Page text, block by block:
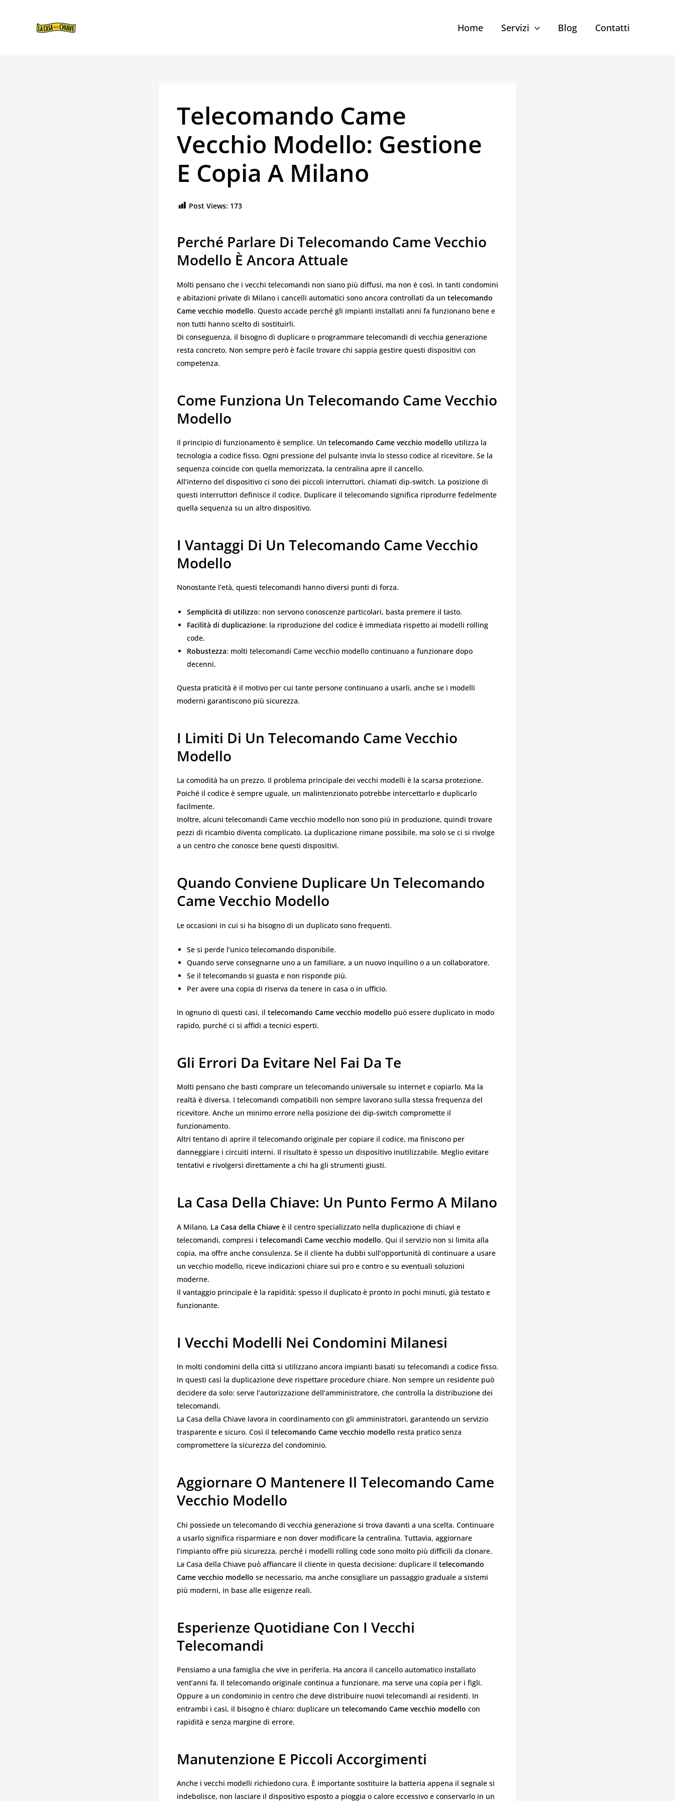
CONTENUTO
Home Servizi Blog Contatti
Telecomando Came
Vecchio Modello: Gestione
E Copia A Milano
Post Views: 173
Perché Parlare Di Telecomando Came Vecchio
Modello È Ancora Attuale
Molti pensano che i vecchi telecomandi non siano più diffusi, ma non è così. In tanti condomini
e abitazioni private di Milano i cancelli automatici sono ancora controllati da un telecomando
Came vecchio modello. Questo accade perché gli impianti installati anni fa funzionano bene e
non tutti hanno scelto di sostituirli.
Di conseguenza, il bisogno di duplicare o programmare telecomandi di vecchia generazione
resta concreto. Non sempre però è facile trovare chi sappia gestire questi dispositivi con
competenza.
Come Funziona Un Telecomando Came Vecchio
Modello
Il principio di funzionamento è semplice. Un telecomando Came vecchio modello utilizza la
tecnologia a codice fisso. Ogni pressione del pulsante invia lo stesso codice al ricevitore. Se la
sequenza coincide con quella memorizzata, la centralina apre il cancello.
All’interno del dispositivo ci sono dei piccoli interruttori, chiamati dip-switch. La posizione di
questi interruttori definisce il codice. Duplicare il telecomando significa riprodurre fedelmente
quella sequenza su un altro dispositivo.
I Vantaggi Di Un Telecomando Came Vecchio
Modello
Nonostante l’età, questi telecomandi hanno diversi punti di forza.
Semplicità di utilizzo: non servono conoscenze particolari, basta premere il tasto.
Facilità di duplicazione: la riproduzione del codice è immediata rispetto ai modelli rolling
code.
Robustezza: molti telecomandi Came vecchio modello continuano a funzionare dopo
decenni.
Questa praticità è il motivo per cui tante persone continuano a usarli, anche se i modelli
moderni garantiscono più sicurezza.
I Limiti Di Un Telecomando Came Vecchio
Modello
La comodità ha un prezzo. Il problema principale dei vecchi modelli è la scarsa protezione.
Poiché il codice è sempre uguale, un malintenzionato potrebbe intercettarlo e duplicarlo
facilmente.
Inoltre, alcuni telecomandi Came vecchio modello non sono più in produzione, quindi trovare
pezzi di ricambio diventa complicato. La duplicazione rimane possibile, ma solo se ci si rivolge
a un centro che conosce bene questi dispositivi.
Quando Conviene Duplicare Un Telecomando
Came Vecchio Modello
Le occasioni in cui si ha bisogno di un duplicato sono frequenti.
Se si perde l’unico telecomando disponibile.
Quando serve consegnarne uno a un familiare, a un nuovo inquilino o a un collaboratore.
Se il telecomando si guasta e non risponde più.
Per avere una copia di riserva da tenere in casa o in ufficio.
In ognuno di questi casi, il telecomando Came vecchio modello può essere duplicato in modo
rapido, purché ci si affidi a tecnici esperti.
Gli Errori Da Evitare Nel Fai Da Te
Molti pensano che basti comprare un telecomando universale su internet e copiarlo. Ma la
realtà è diversa. I telecomandi compatibili non sempre lavorano sulla stessa frequenza del
ricevitore. Anche un minimo errore nella posizione dei dip-switch compromette il
funzionamento.
Altri tentano di aprire il telecomando originale per copiare il codice, ma finiscono per
danneggiare i circuiti interni. Il risultato è spesso un dispositivo inutilizzabile. Meglio evitare
tentativi e rivolgersi direttamente a chi ha gli strumenti giusti.
La Casa Della Chiave: Un Punto Fermo A Milano
A Milano, La Casa della Chiave è il centro specializzato nella duplicazione di chiavi e
telecomandi, compresi i telecomandi Came vecchio modello. Qui il servizio non si limita alla
copia, ma offre anche consulenza. Se il cliente ha dubbi sull’opportunità di continuare a usare
un vecchio modello, riceve indicazioni chiare sui pro e contro e su eventuali soluzioni
moderne.
Il vantaggio principale è la rapidità: spesso il duplicato è pronto in pochi minuti, già testato e
funzionante.
I Vecchi Modelli Nei Condomini Milanesi
In molti condomini della città si utilizzano ancora impianti basati su telecomandi a codice fisso.
In questi casi la duplicazione deve rispettare procedure chiare. Non sempre un residente può
decidere da solo: serve l’autorizzazione dell’amministratore, che controlla la distribuzione dei
telecomandi.
La Casa della Chiave lavora in coordinamento con gli amministratori, garantendo un servizio
trasparente e sicuro. Così il telecomando Came vecchio modello resta pratico senza
compromettere la sicurezza del condominio.
Aggiornare O Mantenere Il Telecomando Came
Vecchio Modello
Chi possiede un telecomando di vecchia generazione si trova davanti a una scelta. Continuare
a usarlo significa risparmiare e non dover modificare la centralina. Tuttavia, aggiornare
l’impianto offre più sicurezza, perché i modelli rolling code sono molto più difficili da clonare.
La Casa della Chiave può affiancare il cliente in questa decisione: duplicare il telecomando
Came vecchio modello se necessario, ma anche consigliare un passaggio graduale a sistemi
più moderni, in base alle esigenze reali.
Esperienze Quotidiane Con I Vecchi
Telecomandi
Pensiamo a una famiglia che vive in periferia. Ha ancora il cancello automatico installato
vent’anni fa. Il telecomando originale continua a funzionare, ma serve una copia per i figli.
Oppure a un condominio in centro che deve distribuire nuovi telecomandi ai residenti. In
entrambi i casi, il bisogno è chiaro: duplicare un telecomando Came vecchio modello con
rapidità e senza margine di errore.
Manutenzione E Piccoli Accorgimenti
Anche i vecchi modelli richiedono cura. È importante sostituire la batteria appena il segnale si
indebolisce, non lasciare il dispositivo esposto a pioggia o calore eccessivo e conservarlo in un